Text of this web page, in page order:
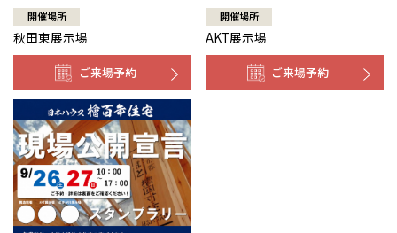
開催場所
秋田東展示場
ご来場予約
開催場所
AKT展示場
ご来場予約